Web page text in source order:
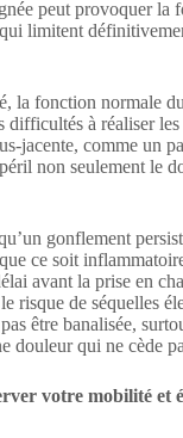
peut provoquer la
limitent
la fonction normale
difficultés à réaliser
jacente, comme un
non seulement le
gonflement
ce soit
avant la prise en
risque de séquelles
être banalisée,
douleur qui ne cède
votre mobilité et